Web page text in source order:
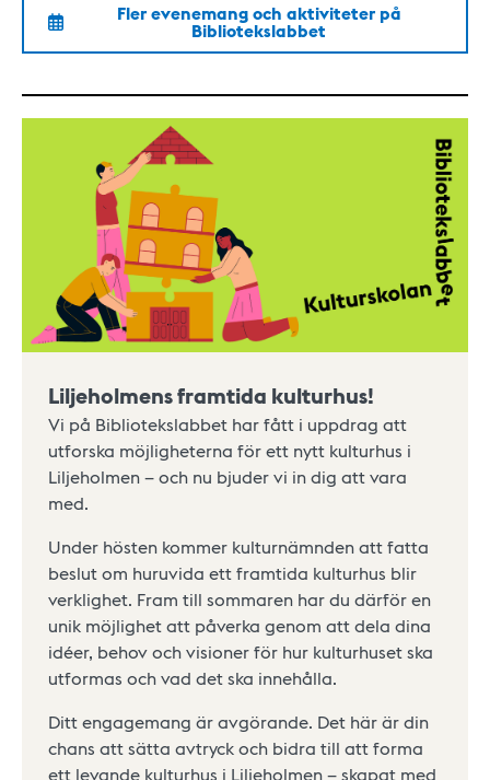
Fler evenemang och aktiviteter på
Bibliotekslabbet
Liljeholmens framtida kulturhus!
Vi på Bibliotekslabbet har fått i uppdrag att
utforska möjligheterna för ett nytt kulturhus i
Liljeholmen – och nu bjuder vi in dig att vara
med.
Under hösten kommer kulturnämnden att fatta
beslut om huruvida ett framtida kulturhus blir
verklighet. Fram till sommaren har du därför en
unik möjlighet att påverka genom att dela dina
idéer, behov och visioner för hur kulturhuset ska
utformas och vad det ska innehålla.
Ditt engagemang är avgörande. Det här är din
chans att sätta avtryck och bidra till att forma
ett levande kulturhus i Liljeholmen – skapat med